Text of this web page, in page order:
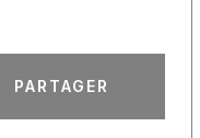
PARTAGER